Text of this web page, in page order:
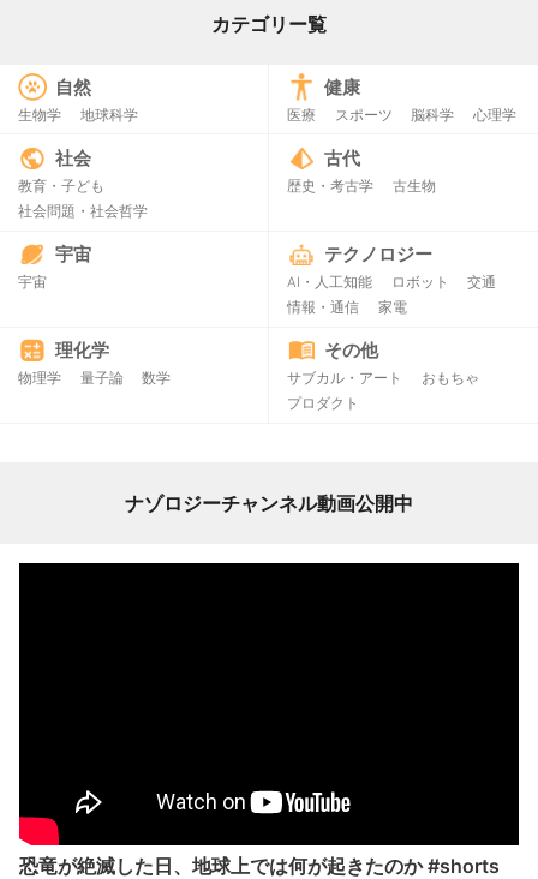
カテゴリー覧
自然
生物学 地球科学
健康
医療 スポーツ 脳科学 心理学
社会
教育・子ども
社会問題・社会哲学
古代
歴史・考古学 古生物
宇宙
宇宙
テクノロジー
AI・人工知能 ロボット
交通
情報・通信
家電
理化学
物理学 量子論 数学
その他
サブカル・アート
おもちゃ
プロダクト
ナゾロジーチャンネル動画公開中
恐竜が絶滅した日、地球上では何が起きたのか #shorts